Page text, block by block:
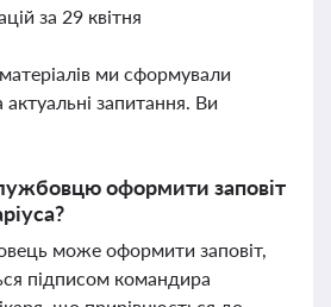
за 29 квітня
ми сформували
актуальні запитання. Ви
оформити заповіт
може оформити заповіт,
підписом командира